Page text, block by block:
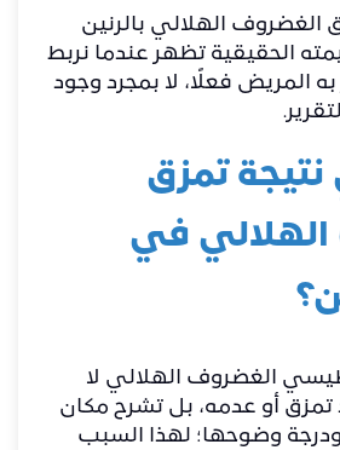
الهلالي بالرنين
الحقيقية تظهر عندما نربط
المريض فعلًا، لا بمجرد وجود
نتيجة تمزق
في
الغضروف الهلالي لا
أو عدمه، بل تشرح مكان
ودرجة وضوحها؛ لهذا السبب